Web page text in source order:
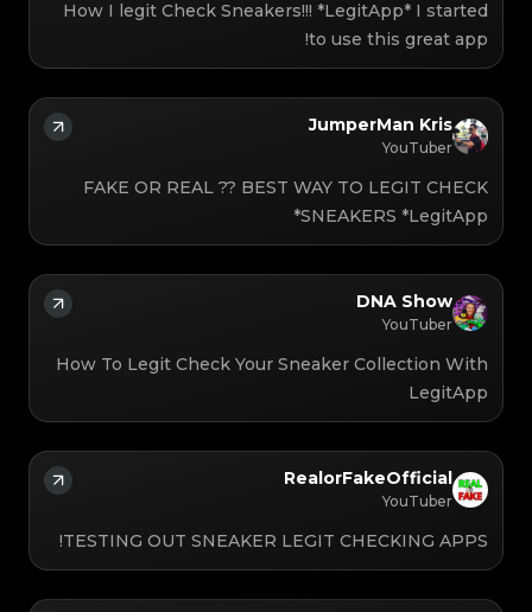
How I legit Check Sneakers!!! *LegitApp* I started
to use this great app!
JumperMan Kris
YouTuber
FAKE OR REAL ?? BEST WAY TO LEGIT CHECK
SNEAKERS *LegitApp*
DNA Show
YouTuber
How To Legit Check Your Sneaker Collection With
LegitApp
RealorFakeOfficial
YouTuber
TESTING OUT SNEAKER LEGIT CHECKING APPS!